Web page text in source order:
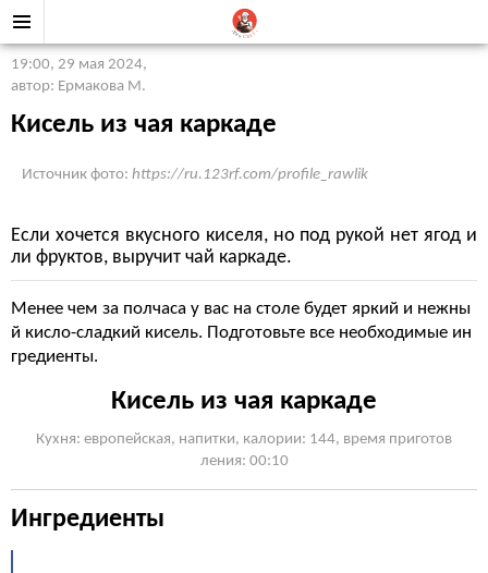
19:00, 29 мая 2024,
автор: Ермакова М.
Кисель из чая каркаде
Источник фото: https://ru.123rf.com/profile_rawlik
Если хочется вкусного киселя, но под рукой нет ягод и
ли фруктов, выручит чай каркаде.
Менее чем за полчаса у вас на столе будет яркий и нежны
й кисло-сладкий кисель. Подготовьте все необходимые ин
гредиенты.
Кисель из чая каркаде
Кухня: европейская, напитки, калории: 144, время приготов
ления: 00:10
Ингредиенты